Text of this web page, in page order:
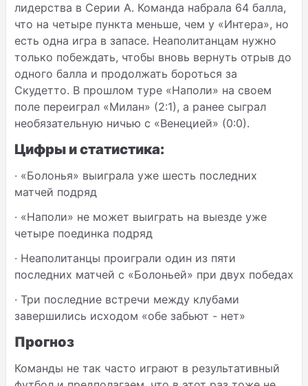
лидерства в Серии А. Команда набрала 64 балла,
что на четыре пункта меньше, чем у «Интера», но
есть одна игра в запасе. Неаполитанцам нужно
только побеждать, чтобы вновь вернуть отрыв до
одного балла и продолжать бороться за
Скудетто. В прошлом туре «Наполи» на своем
поле переиграл «Милан» (2:1), а ранее сыграл
необязательную ничью с «Венецией» (0:0).
Цифры и статистика:
· «Болонья» выиграла уже шесть последних
матчей подряд
· «Наполи» не может выиграть на выезде уже
четыре поединка подряд
· Неаполитанцы проиграли один из пяти
последних матчей с «Болоньей» при двух победах
· Три последние встречи между клубами
завершились исходом «обе забьют - нет»
Прогноз
Команды не так часто играют в результативный